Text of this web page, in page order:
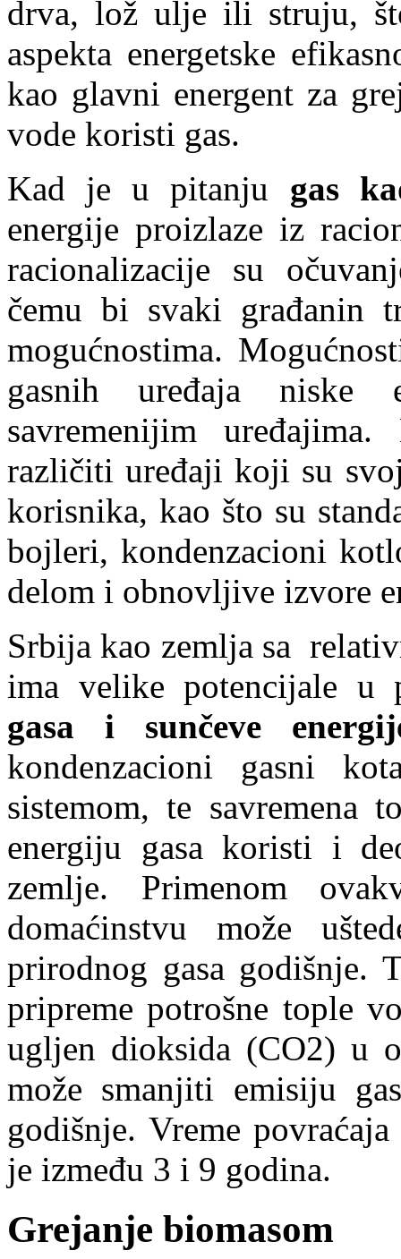
drva, lož ulje ili struju,
aspekta energetske
kao glavni energent za
vode koristi gas.
Kad je u pitanju gas
energije proizlaze iz
racionalizacije su
čemu bi svaki građanin
mogućnostima.
gasnih uređaja niske
savremenijim
različiti uređaji koji su
korisnika, kao što su
bojleri, kondenzacioni
delom i obnovljive izvore
Srbija kao zemlja sa
ima velike potencijale u
gasa i sunčeve
kondenzacioni gasni
sistemom, te savremena
energiju gasa koristi i
zemlje. Primenom
domaćinstvu može
prirodnog gasa godišnje.
pripreme potrošne tople
ugljen dioksida (CO2) u
može smanjiti emisiju
godišnje. Vreme
je između 3 i 9 godina.
Grejanje biomasom